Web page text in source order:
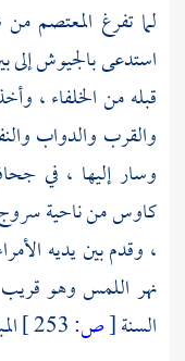
لما تفرغ المعتصم من
استدعى بالجيوش إلى
قبله من الخلفاء ،
والقرب والدواب
وسار إليها ، في
كاوسمن ناحية
، وقدم بين يديه
نهر اللمس وهو
السنة[ص: